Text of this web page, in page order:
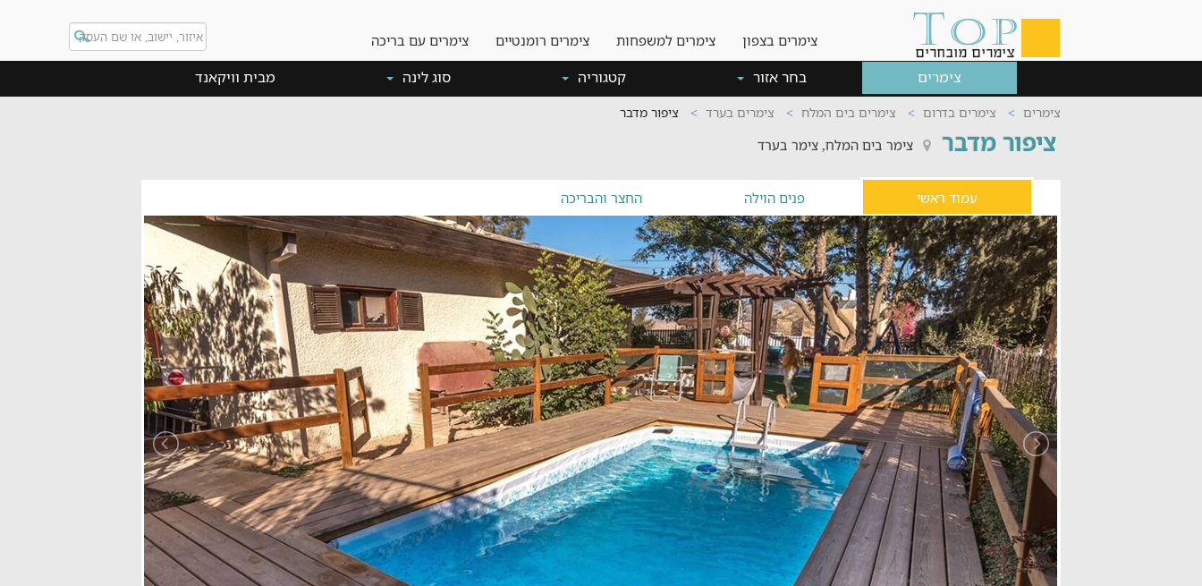
צימרים בצפון צימרים למשפחות צימרים רומנטיים צימרים עם בריכה
צימרים בחר אזור קטגוריה סוג לינה מבית וויקאנד
צימרים צימרים בדרום צימרים בים המלח צימרים בערד ציפור מדבר
ציפור מדבר צימר בים המלח, צימר בערד
עמוד ראשי פנים הוילה החצר והבריכה